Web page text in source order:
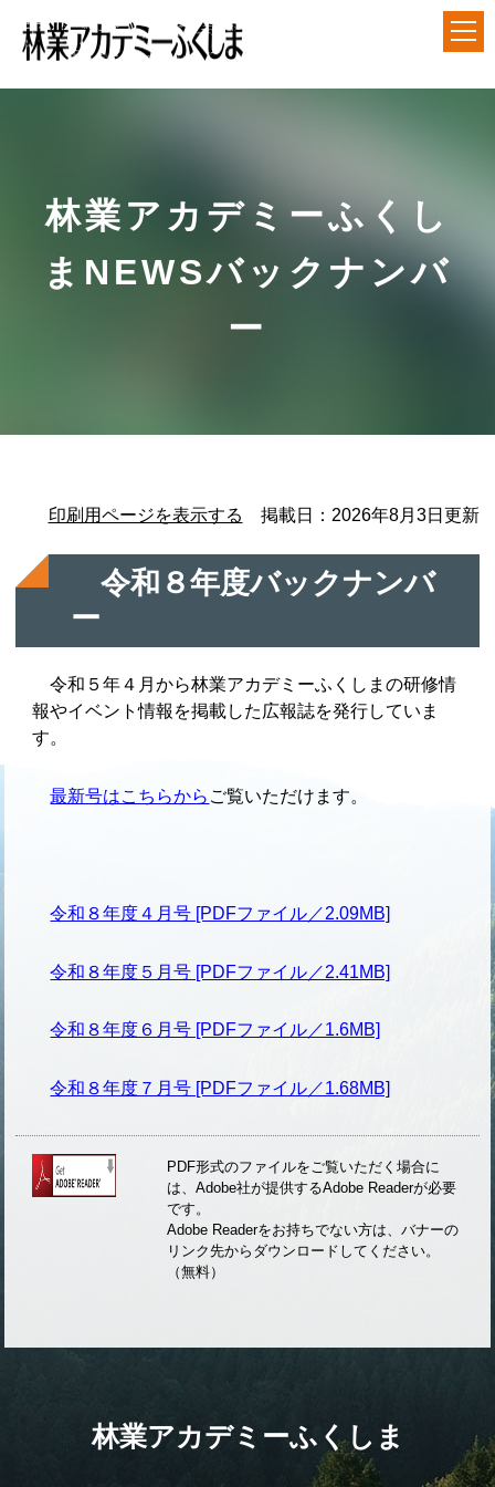
短期研修
林業アカデミーふくし
まNEWSバックナンバ
ー
印刷用ページを表示する 掲載日：2026年8月3日更新
令和８年度バックナンバ
ー
令和５年４月から林業アカデミーふくしまの研修情
報やイベント情報を掲載した広報誌を発行していま
す。
最新号はこちらから ご覧いただけます。
令和８年度４月号 [PDFファイル／2.09MB]
令和８年度５月号 [PDFファイル／2.41MB]
令和８年度６月号 [PDFファイル／1.6MB]
令和８年度７月号 [PDFファイル／1.68MB]
PDF形式のファイルをご覧いただく場合に
は、Adobe社が提供するAdobe Readerが必要
です。
Adobe Readerをお持ちでない方は、バナーの
リンク先からダウンロードしてください。
（無料）
林業アカデミーふくしま